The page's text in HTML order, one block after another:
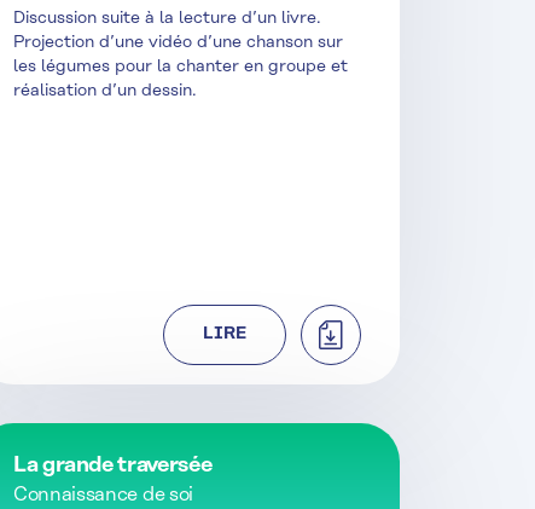
Discussion suite à la lecture d’un livre.
Projection d’une vidéo d’une chanson sur
les légumes pour la chanter en groupe et
réalisation d’un dessin.
LIRE TÉLÉCHARGER
La grande traversée
Connaissance de soi